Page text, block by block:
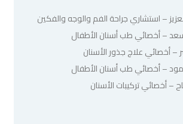
– استشاري جراحة الفم والوجه والفكين
– أخصائي طب أسنان الأطفال
أخصائي علاج جذور الأسنان
– أخصائي طب أسنان الأطفال
– أخصائي تركيبات الأسنان